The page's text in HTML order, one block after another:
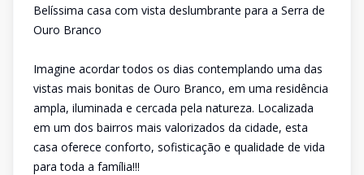
Belíssima casa com vista deslumbrante para a Serra de
Ouro Branco
Imagine acordar todos os dias contemplando uma das
vistas mais bonitas de Ouro Branco, em uma residência
ampla, iluminada e cercada pela natureza. Localizada
em um dos bairros mais valorizados da cidade, esta
casa oferece conforto, sofisticação e qualidade de vida
para toda a família!!!